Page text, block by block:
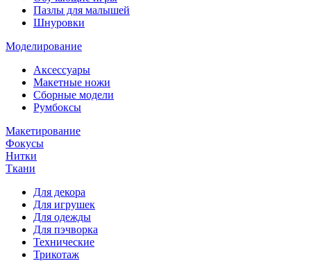
Пазлы для малышей
Шнуровки
Моделирование
Аксессуары
Макетные ножи
Сборные модели
Румбоксы
Макетирование
Фокусы
Нитки
Ткани
Для декора
Для игрушек
Для одежды
Для пэчворка
Технические
Трикотаж